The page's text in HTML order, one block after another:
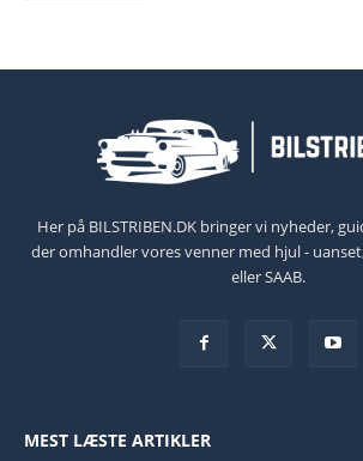
Her på BILSTRIBEN.DK bringer vi nyheder,
der omhandler vores venner med hjul -
eller SAAB.
MEST LÆSTE ARTIKLER